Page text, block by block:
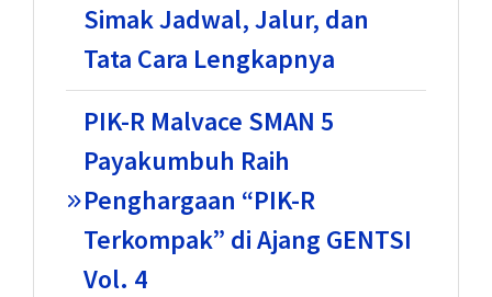
Simak Jadwal, Jalur, dan
Tata Cara Lengkapnya
PIK-R Malvace SMAN 5
Payakumbuh Raih
Penghargaan “PIK-R
Terkompak” di Ajang GENTSI
Vol. 4